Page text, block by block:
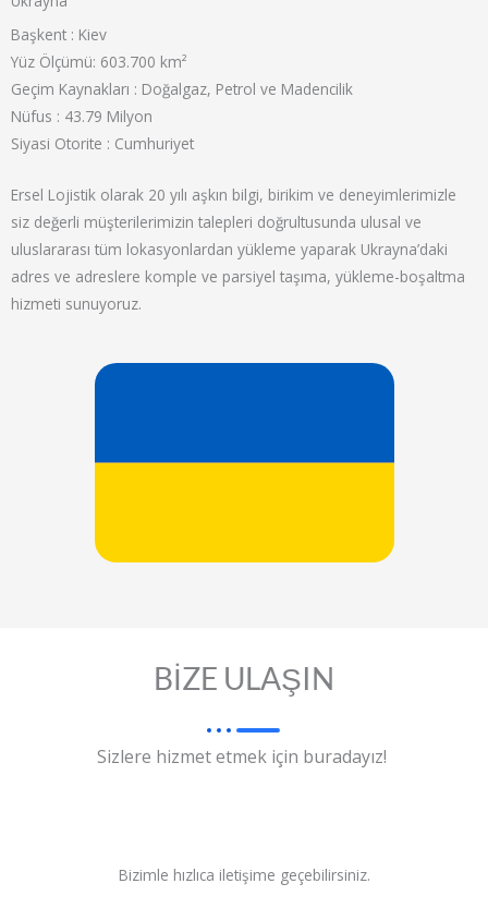
Başkent : Kiev
Yüz Ölçümü: 603.700 km²
Geçim Kaynakları : Doğalgaz, Petrol ve Madencilik
Nüfus : 43.79 Milyon
Siyasi Otorite : Cumhuriyet
Ersel Lojistik olarak 20 yılı aşkın bilgi, birikim ve deneyimlerimizle
siz değerli müşterilerimizin talepleri doğrultusunda ulusal ve
uluslararası tüm lokasyonlardan yükleme yaparak Ukrayna’daki
adres ve adreslere komple ve parsiyel taşıma, yükleme-boşaltma
hizmeti sunuyoruz.
BİZE ULAŞIN
Sizlere hizmet etmek için buradayız!
Bizimle hızlıca iletişime geçebilirsiniz.